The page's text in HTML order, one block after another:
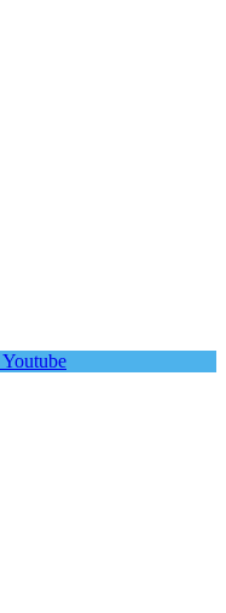
Youtube